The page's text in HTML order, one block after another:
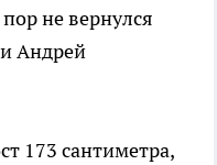
не вернулся
Андрей
173 сантиметра,